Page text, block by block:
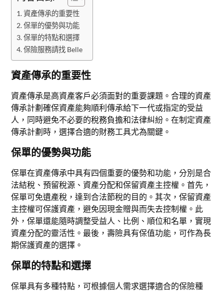
資產傳承的重要性
保單的優勢與功能
保單的特點和選擇
保險服務請找 Belle
資產傳承的重要性
資產傳承是高資產客戶必須面對的重要課題。合理的資產
傳承計劃確保資產能夠順利傳承給下一代或指定的受益
人，同時避免不必要的稅務負擔和法律糾紛。在制定資產
傳承計劃時，選擇合適的財務工具尤為關鍵。
保單的優勢與功能
保單在資產傳承中具有四個重要的優勢和功能，分別是合
法結稅、預留稅源、資產分配和保留資產主控權。首先，
保單可免遺產稅，達到合法節稅的目的。其次，保留資產
主控權可保護資產，避免因現金贈與而失去控制權。此
外，保單還能隨時調整受益人、比例、順位和名單，實現
資產分配的靈活性。最後，壽險具有保值功能，可作為長
期保護資產的選擇。
保單的特點和選擇
保單具有多種特點，可根據個人需求選擇適合的保險種